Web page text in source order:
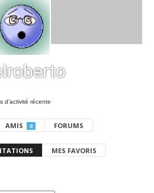
d’activité récente
AMIS 0 FORUMS
MES FAVORIS